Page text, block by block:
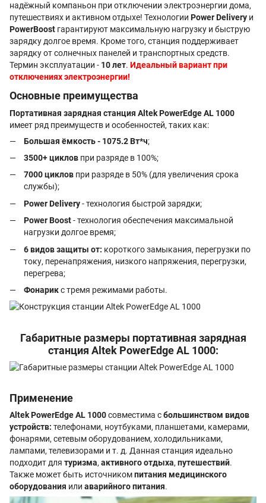
надёжный компаньон при отключении электроэнергии дома,
путешествиях и активном отдыхе! Технологии Power Delivery и
PowerBoost гарантируют максимальную нагрузку и быструю
зарядку долгое время. Кроме того, станция поддерживает
зарядку от солнечных панелей и транспортных средств.
Термин эксплуатации - 10 лет. Идеальный вариант при
отключениях электроэнергии!
Основные преимущества
Портативная зарядная станция Altek PowerEdge AL 1000
имеет ряд преимуществ и особенностей, таких как:
Большая ёмкость - 1075.2 Вт*ч;
3500+ циклов при разряде в 100%;
7000 циклов при разряде в 50% (для увеличения срока
службы);
Power Delivery- технология быстрой зарядки;
Power Boost- технология обеспечения максимальной
нагрузки долгое время;
6 видов защиты от: короткого замыкания, перегрузки по
току, перенапряжения, низкого напряжения, перегрузки,
перегрева;
Фонарикс тремя режимами работы.
Габаритные размеры портативная зарядная
станция Altek PowerEdge AL 1000:
Применение
Altek PowerEdge AL 1000совместима сбольшинством видов
устройств: телефонами, ноутбуками, планшетами, камерами,
фонарями, сетевым оборудованием, холодильниками,
лампами, телевизорами и т. д. Данная станция идеально
подходит для туризма, активного отдыха, путешествий.
Также может быть источникомпитания медицинского
оборудования или аварийного питания.